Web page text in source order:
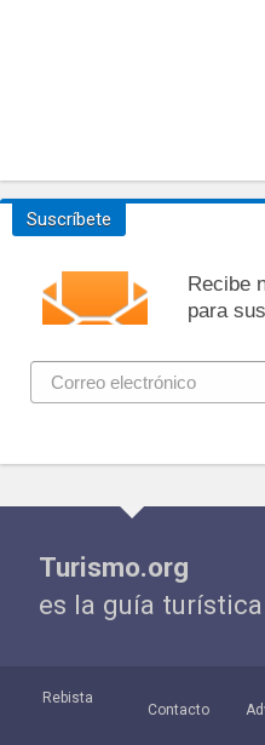
Suscríbete
Recibe
para
Turismo.org
es la guía
Rebista
Contacto